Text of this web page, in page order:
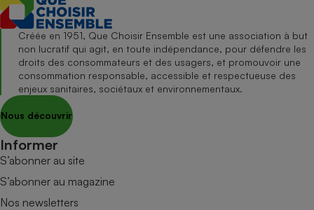
Créée en 1951, Que Choisir Ensemble est une association à but
non lucratif qui agit, en toute indépendance, pour défendre les
droits des consommateurs et des usagers, et promouvoir une
consommation responsable, accessible et respectueuse des
enjeux sanitaires, sociétaux et environnementaux.
Nous découvrir
Informer
S’abonner au site
S’abonner au magazine
Nos newsletters